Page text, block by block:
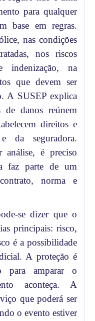
para qualquer
base em regras.
nas condições
nos riscos
indenização, na
que devem ser
A SUSEP explica
de danos reúnem
direitos e
da seguradora.
análise, é preciso
faz parte de um
norma e
se dizer que o
principais: risco,
é a possibilidade
A proteção é
para amparar o
aconteça. A
que poderá ser
o evento estiver